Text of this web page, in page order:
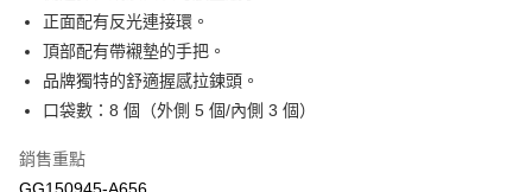
正面配有反光連接環。
頂部配有帶襯墊的手把。
品牌獨特的舒適握感拉鍊頭。
口袋數：8 個（外側 5 個/內側 3 個）
銷售重點